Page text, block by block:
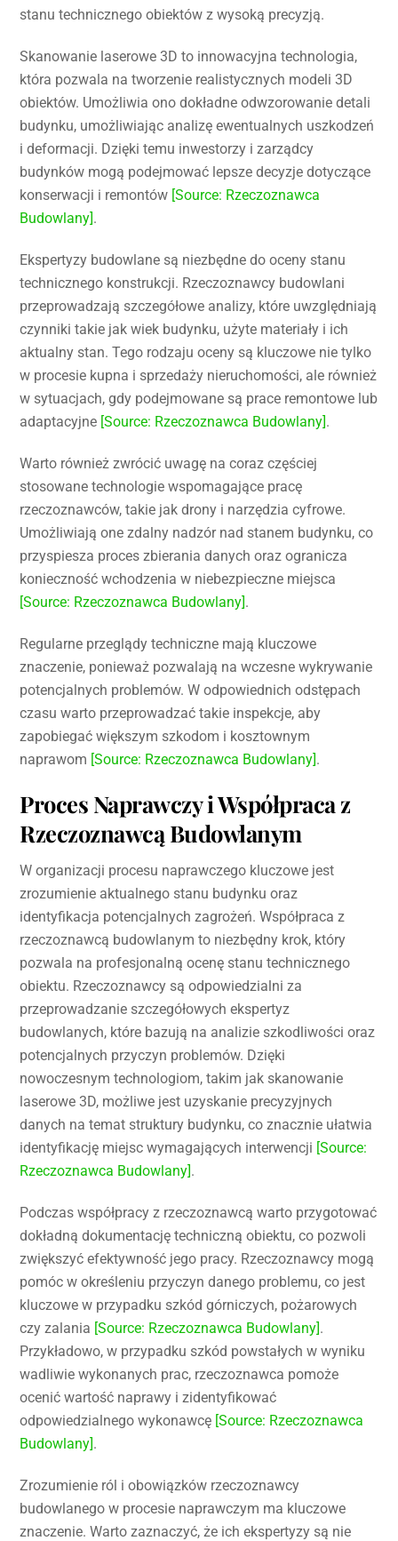
stanu technicznego obiektów z wysoką precyzją.
Skanowanie laserowe 3D to innowacyjna technologia,
która pozwala na tworzenie realistycznych modeli 3D
obiektów. Umożliwia ono dokładne odwzorowanie detali
budynku, umożliwiając analizę ewentualnych uszkodzeń
i deformacji. Dzięki temu inwestorzy i zarządcy
budynków mogą podejmować lepsze decyzje dotyczące
konserwacji i remontów [Source: Rzeczoznawca
Budowlany].
Ekspertyzy budowlane są niezbędne do oceny stanu
technicznego konstrukcji. Rzeczoznawcy budowlani
przeprowadzają szczegółowe analizy, które uwzględniają
czynniki takie jak wiek budynku, użyte materiały i ich
aktualny stan. Tego rodzaju oceny są kluczowe nie tylko
w procesie kupna i sprzedaży nieruchomości, ale również
w sytuacjach, gdy podejmowane są prace remontowe lub
adaptacyjne [Source: Rzeczoznawca Budowlany].
Warto również zwrócić uwagę na coraz częściej
stosowane technologie wspomagające pracę
rzeczoznawców, takie jak drony i narzędzia cyfrowe.
Umożliwiają one zdalny nadzór nad stanem budynku, co
przyspiesza proces zbierania danych oraz ogranicza
konieczność wchodzenia w niebezpieczne miejsca
[Source: Rzeczoznawca Budowlany].
Regularne przeglądy techniczne mają kluczowe
znaczenie, ponieważ pozwalają na wczesne wykrywanie
potencjalnych problemów. W odpowiednich odstępach
czasu warto przeprowadzać takie inspekcje, aby
zapobiegać większym szkodom i kosztownym
naprawom [Source: Rzeczoznawca Budowlany].
Proces Naprawczy i Współpraca z
Rzeczoznawcą Budowlanym
W organizacji procesu naprawczego kluczowe jest
zrozumienie aktualnego stanu budynku oraz
identyfikacja potencjalnych zagrożeń. Współpraca z
rzeczoznawcą budowlanym to niezbędny krok, który
pozwala na profesjonalną ocenę stanu technicznego
obiektu. Rzeczoznawcy są odpowiedzialni za
przeprowadzanie szczegółowych ekspertyz
budowlanych, które bazują na analizie szkodliwości oraz
potencjalnych przyczyn problemów. Dzięki
nowoczesnym technologiom, takim jak skanowanie
laserowe 3D, możliwe jest uzyskanie precyzyjnych
danych na temat struktury budynku, co znacznie ułatwia
identyfikację miejsc wymagających interwencji [Source:
Rzeczoznawca Budowlany].
Podczas współpracy z rzeczoznawcą warto przygotować
dokładną dokumentację techniczną obiektu, co pozwoli
zwiększyć efektywność jego pracy. Rzeczoznawcy mogą
pomóc w określeniu przyczyn danego problemu, co jest
kluczowe w przypadku szkód górniczych, pożarowych
czy zalania [Source: Rzeczoznawca Budowlany].
Przykładowo, w przypadku szkód powstałych w wyniku
wadliwie wykonanych prac, rzeczoznawca pomoże
ocenić wartość naprawy i zidentyfikować
odpowiedzialnego wykonawcę [Source: Rzeczoznawca
Budowlany].
Zrozumienie ról i obowiązków rzeczoznawcy
budowlanego w procesie naprawczym ma kluczowe
znaczenie. Warto zaznaczyć, że ich ekspertyzy są nie